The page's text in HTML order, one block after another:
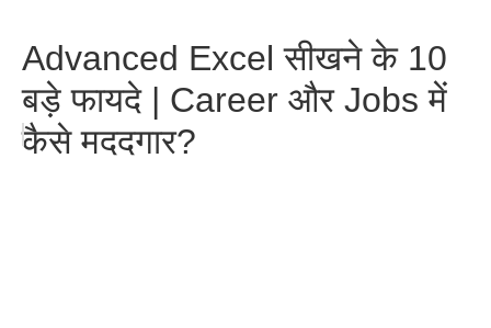
Advanced Excel सीखने के 10
बड़े फायदे | Career और Jobs में
कैसे मददगार?